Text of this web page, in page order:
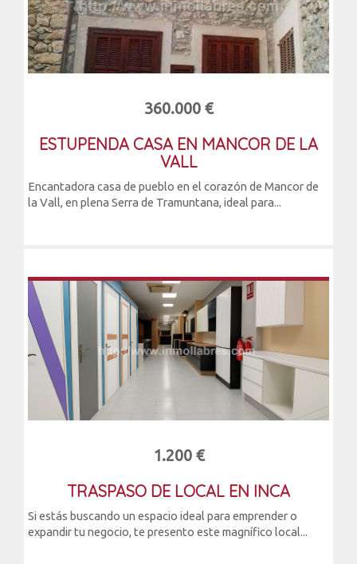
360.000 €
ESTUPENDA CASA EN MANCOR DE LA
VALL
Encantadora casa de pueblo en el corazón de Mancor de
la Vall, en plena Serra de Tramuntana, ideal para...
1.200 €
TRASPASO DE LOCAL EN INCA
Si estás buscando un espacio ideal para emprender o
expandir tu negocio, te presento este magnífico local...